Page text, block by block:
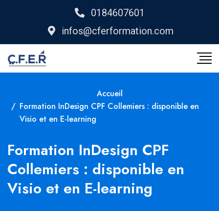
0184607601
infos@cferformation.com
Accueil
Formation InDesign CPF Collemiers : disponible en
Visio et en E-learning
Formation InDesign CPF
Collemiers : disponible en
Visio et en E-learning